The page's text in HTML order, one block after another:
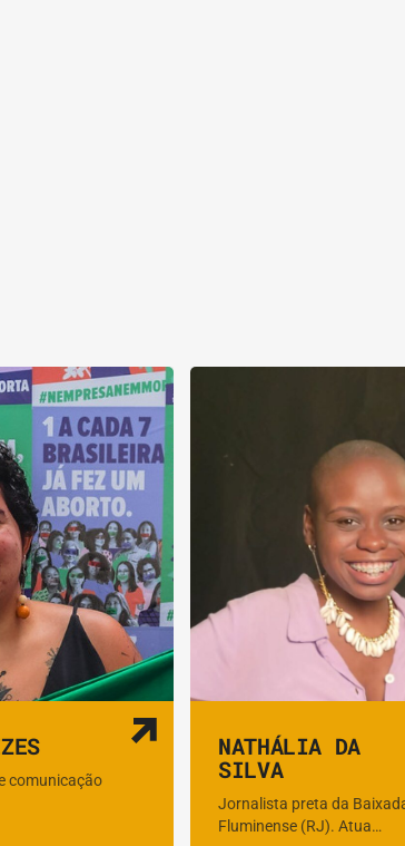
comunicação
NATHÁLIA DA
SILVA
Jornalista preta da
Fluminense (RJ). Atua…